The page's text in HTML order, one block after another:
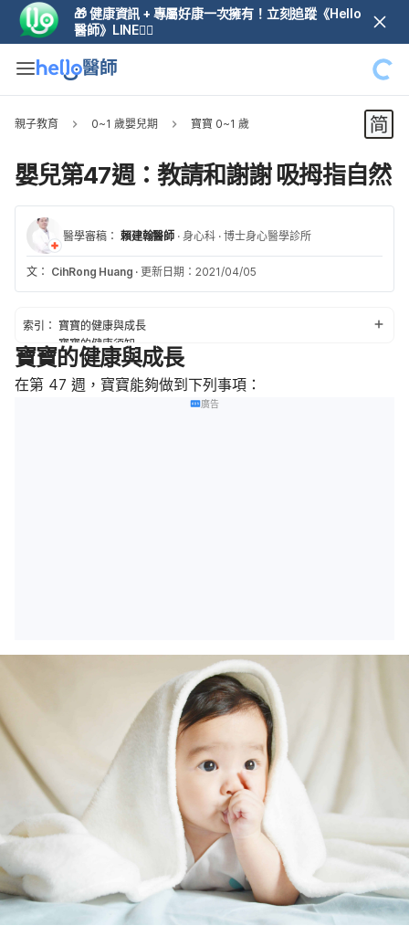
🎁 健康資訊 + 專屬好康一次擁有！立刻追蹤《Hello
醫師》LINE👆🏼
親子教育 0~1 歲嬰兒期 寶寶 0~1 歲
嬰兒第47週：教請和謝謝 吸拇指自然
醫學審稿： 賴建翰醫師 · 身心科 · 博士身心醫學診所
文： CihRong Huang · 更新日期：2021/04/05
索引： 寶寶的健康與成長
寶寶的健康須知
新手爸媽小提醒
寶寶的健康與成長
在第 47 週，寶寶能夠做到下列事項 ：
廣告